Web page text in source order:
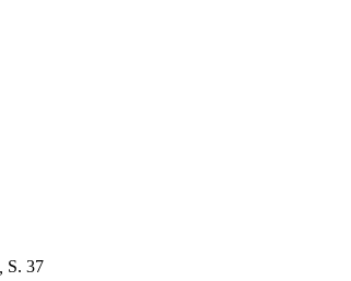
S. 37